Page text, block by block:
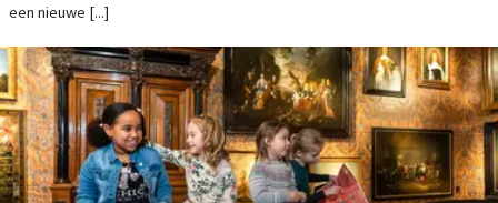
een nieuwe [...]